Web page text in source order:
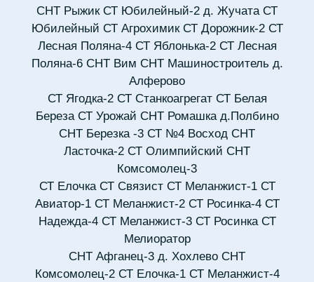
СНТ Рыжик СТ Юбилейный-2 д. Жучата СТ
Юбилейный СТ Агрохимик СТ Дорожник-2 СТ
Лесная Поляна-4 СТ Яблонька-2 СТ Лесная
Поляна-6 СНТ Вим СНТ Машиностроитель д.
Алферово
СТ Ягодка-2 СТ Станкоагрегат СТ Белая
Береза СТ Урожай СНТ Ромашка д.Полбино
СНТ Березка -3 СТ №4 Восход СНТ
Ласточка-2 СТ Олимпийский СНТ
Комсомолец-3
СТ Елочка СТ Связист СТ Меланжист-1 СТ
Авиатор-1 СТ Меланжист-2 СТ Росинка-4 СТ
Надежда-4 СТ Меланжист-3 СТ Росинка СТ
Мелиоратор
СНТ Афганец-3 д. Хохлево СНТ
Комсомолец-2 СТ Елочка-1 СТ Меланжист-4